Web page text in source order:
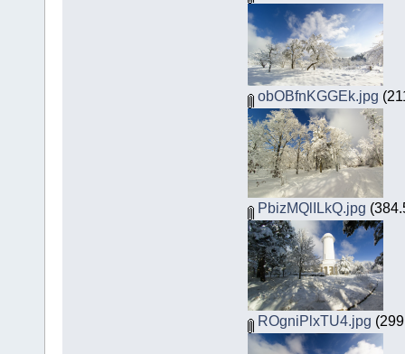
obOBfnKGGEk.jpg
PbizMQlILkQ.jpg
ROgniPlxTU4.jpg